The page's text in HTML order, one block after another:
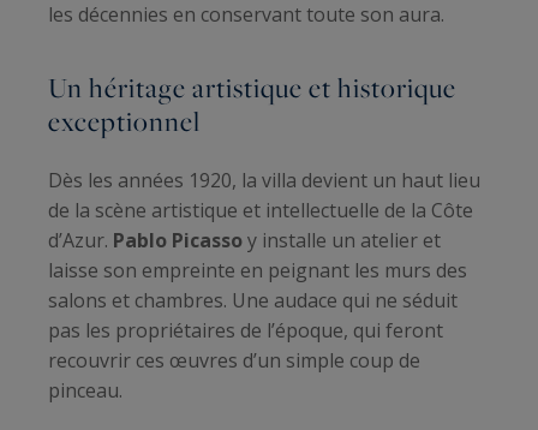
les décennies en conservant toute son aura.
Un héritage artistique et historique
exceptionnel
Dès les années 1920, la villa devient un haut lieu
de la scène artistique et intellectuelle de la Côte
d’Azur. Pablo Picassoy installe un atelier et
laisse son empreinte en peignant les murs des
salons et chambres. Une audace qui ne séduit
pas les propriétaires de l’époque, qui feront
recouvrir ces œuvres d’un simple coup de
pinceau.